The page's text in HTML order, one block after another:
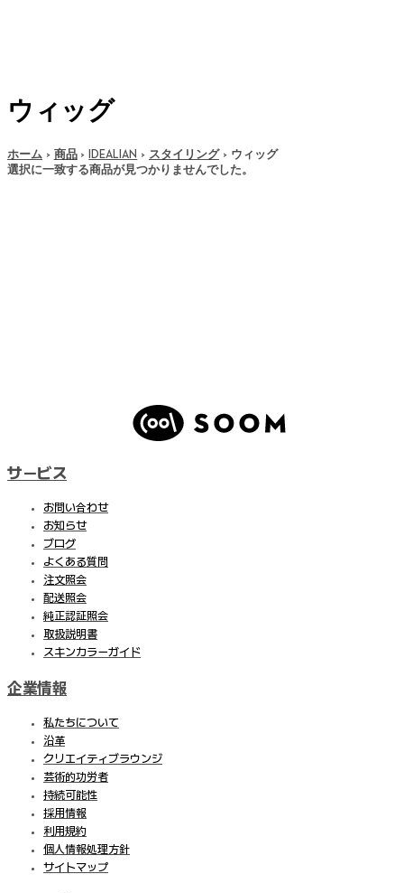
ウィッグ
ホーム 商品 IDEALIAN スタイリング
ウィッグ
選択に一致する商品が見つかりませんでした。
サービス
お問い合わせ
お知らせ
ブログ
よくある質問
注文照会
配送照会
純正認証照会
取扱説明書
スキンカラーガイド
企業情報
私たちについて
沿革
クリエイティブラウンジ
芸術的功労者
持続可能性
採用情報
利用規約
個人情報処理方針
サイトマップ